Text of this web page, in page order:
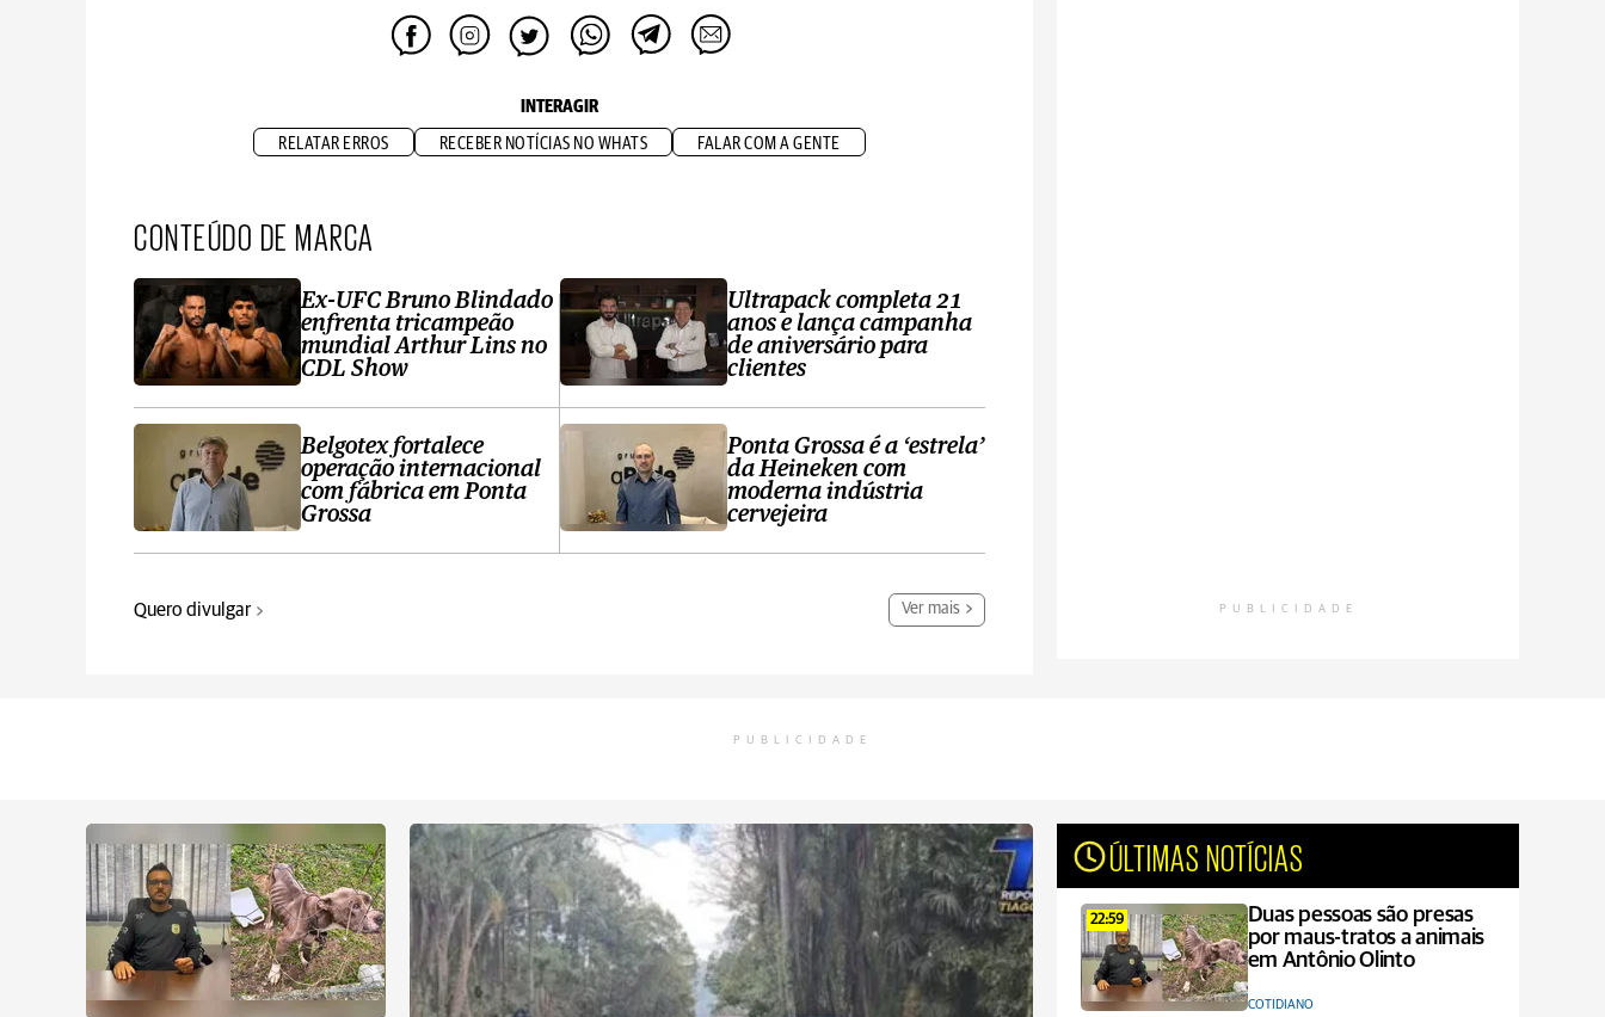
INTERAGIR
RELATAR ERROS RECEBER NOTÍCIAS NO WHATS FALAR COM A GENTE
CONTEÚDO DE MARCA
Ex-UFC Bruno Blindado
enfrenta tricampeão
mundial Arthur Lins no
CDL Show
Belgotex fortalece
operação internacional
com fábrica em Ponta
Grossa
Ultrapack completa 21
anos e lança campanha
de aniversário para
clientes
Ponta Grossa é a ‘estrela’
da Heineken com
moderna indústria
cervejeira
Quero divulgar Ver mais PUBLICIDADE
PUBLICIDADE
ÚLTIMAS NOTÍCIAS
22:59
Duas pessoas são presas
por maus-tratos a animais
em Antônio Olinto
COTIDIANO